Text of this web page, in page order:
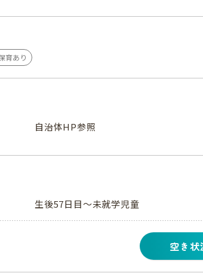
育あり
自治体HP参照
生後57日目～未就学児童
空き状